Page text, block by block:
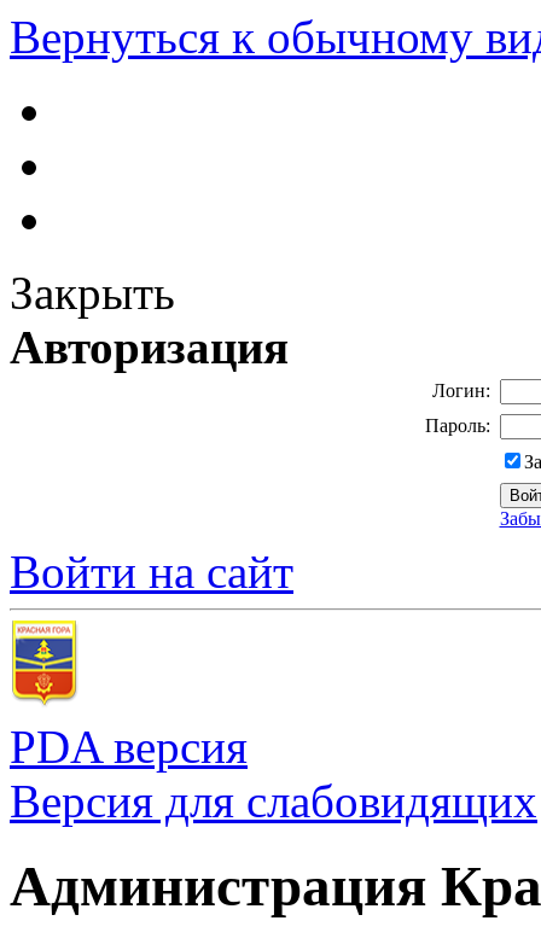
Вернуться к обычному
Закрыть
Авторизация
Логин:
Пароль:
Войти на сайт
PDA версия
Версия для слабовидящих
Администрация